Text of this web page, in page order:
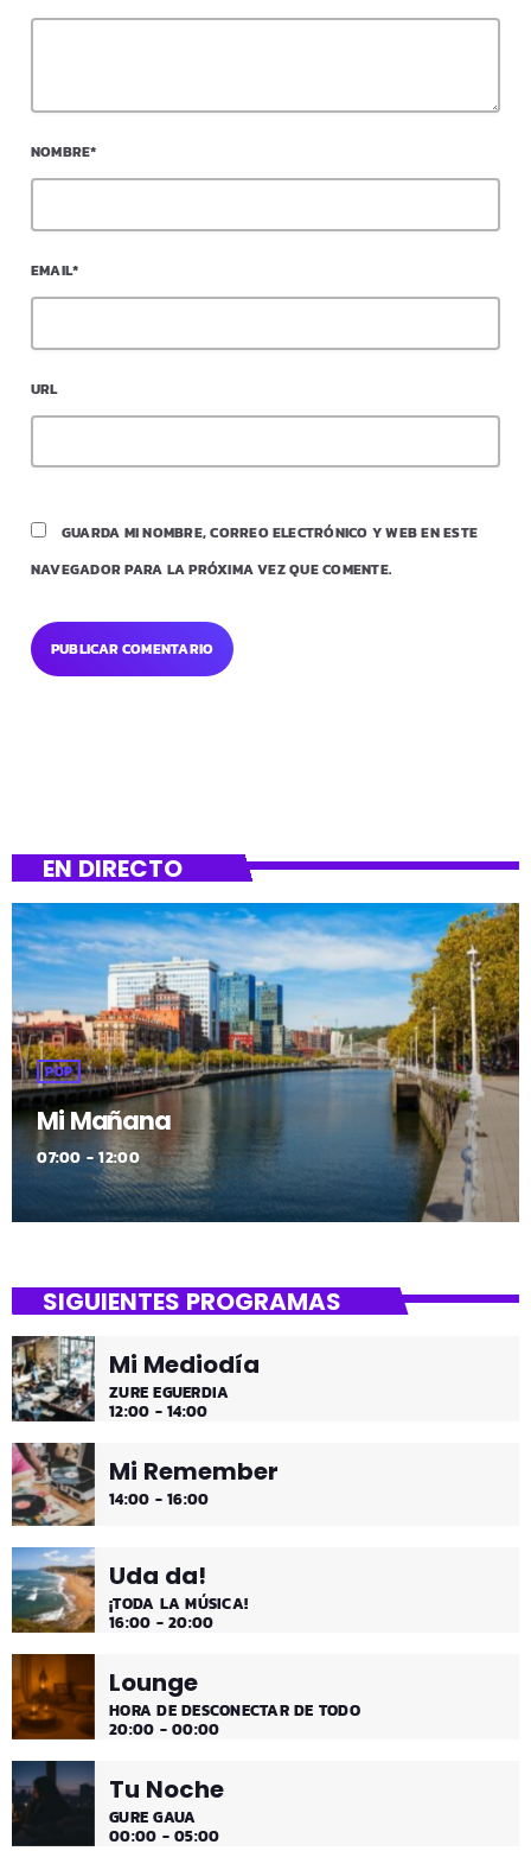
NOMBRE*
EMAIL*
URL
GUARDA MI NOMBRE, CORREO ELECTRÓNICO Y WEB EN ESTE
NAVEGADOR PARA LA PRÓXIMA VEZ QUE COMENTE.
EN DIRECTO
POP
Mi Mañana
07:00 - 12:00
SIGUIENTES PROGRAMAS
Mi Mediodía
ZURE EGUERDIA
12:00 - 14:00
Mi Remember
14:00 - 16:00
Uda da!
¡TODA LA MÚSICA!
16:00 - 20:00
Lounge
HORA DE DESCONECTAR DE TODO
20:00 - 00:00
Tu Noche
GURE GAUA
00:00 - 05:00